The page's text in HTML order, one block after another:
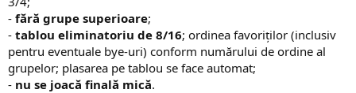
- fără grupe superioare;
- tablou eliminatoriu de 8/16; ordinea favoriților (inclusiv
pentru eventuale bye-uri) conform numărului de ordine al
grupelor; plasarea pe tablou se face automat;
- nu se joacă finală mică.